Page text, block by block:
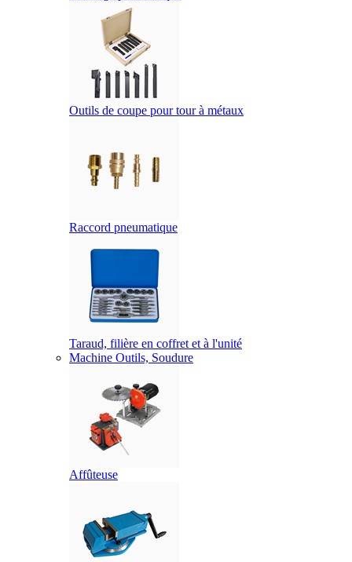
Outils de coupe pour tour à métaux
Raccord pneumatique
Taraud, filière en coffret et à l'unité
Machine Outils, Soudure
Affûteuse